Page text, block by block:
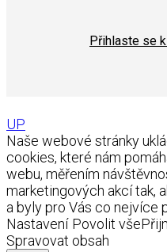
Přihlaste se
UP
Naše webové stránky
cookies, které nám
webu, měřením
marketingových akcí tak,
a byly pro Vás co nejvíce
Nastavení Povolit vše
Spravovat obsah